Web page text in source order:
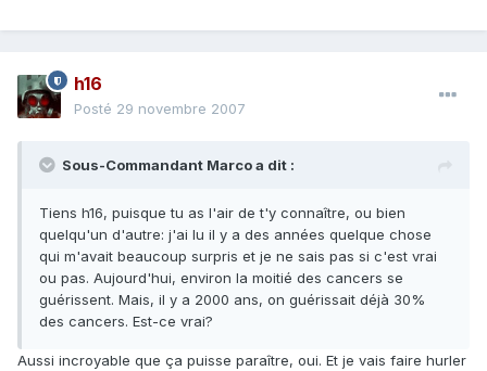
h16
Posté 29 novembre 2007
Sous-Commandant Marco a dit :
Tiens h16, puisque tu as l'air de t'y connaître, ou bien
quelqu'un d'autre: j'ai lu il y a des années quelque chose
qui m'avait beaucoup surpris et je ne sais pas si c'est vrai
ou pas. Aujourd'hui, environ la moitié des cancers se
guérissent. Mais, il y a 2000 ans, on guérissait déjà 30%
des cancers. Est-ce vrai?
Aussi incroyable que ça puisse paraître, oui. Et je vais faire hurler